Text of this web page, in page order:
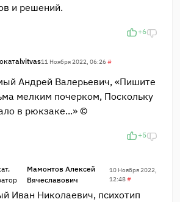
и решений.
+6
alvitvas11 Ноября 2022, 06:26#
Андрей Валерьевич, «Пишите
мелким почерком, Поскольку
в рюкзаке...» ©
+5
Мамонтов Алексей
Вячеславович
10 Ноября 2022,
12:48#
Иван Николаевич, психотип